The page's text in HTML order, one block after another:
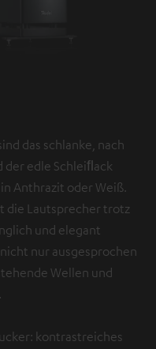
das schlanke, nach
edle Schleiﬂack
Anthrazit oder Weiß.
die Lautsprecher trotz
und elegant
nur ausgesprochen
Wellen und
kontrastreiches